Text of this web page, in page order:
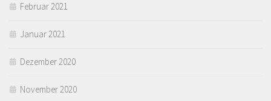
Februar 2021
Januar 2021
Dezember 2020
November 2020